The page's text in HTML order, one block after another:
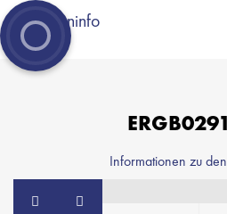
ERGB0291
Informationen zu
= Von der